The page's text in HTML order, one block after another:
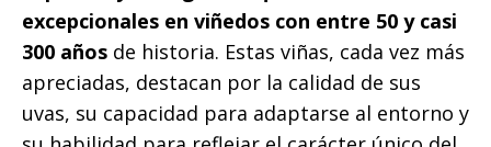
excepcionales en viñedos con entre 50 y casi
300 años de historia. Estas viñas, cada vez más
apreciadas, destacan por la calidad de sus
uvas, su capacidad para adaptarse al entorno y